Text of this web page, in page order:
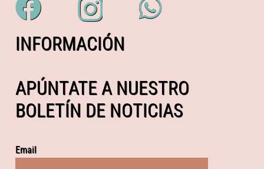
INFORMACIÓN
APÚNTATE A NUESTRO
BOLETÍN DE NOTICIAS
Email